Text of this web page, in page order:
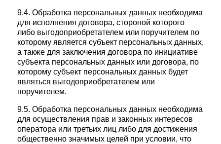
9.4. Обработка персональных данных необходима
для исполнения договора, стороной которого
либо выгодоприобретателем или поручителем по
которому является субъект персональных данных,
а также для заключения договора по инициативе
субъекта персональных данных или договора, по
которому субъект персональных данных будет
являться выгодоприобретателем или
поручителем.
9.5. Обработка персональных данных необходима
для осуществления прав и законных интересов
оператора или третьих лиц либо для достижения
общественно значимых целей при условии, что